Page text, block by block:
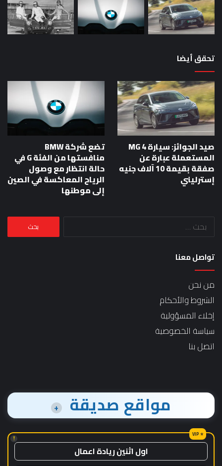
تحقق أيضا
صيد الجوائز: سيارة MG 4
المستعملة عبارة عن
صفقة بقيمة 10 آلاف جنيه
إسترليني
تضع شركة BMW
منافستها من الفئة G في
حالة انتظار مع وصول
الرياح المعاكسة في الصين
إلى موطنها
البحث
تواصل معنا
من نحن
الشروط والأحكام
إخلاء المسؤولية
سياسة الخصوصية
اتصل بنا
مواقع صديقة +
!
اول اثنين ريادة اعمال